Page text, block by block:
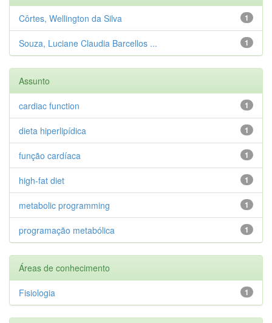
1
Côrtes, Wellington da Silva
1
Souza, Luciane Claudia Barcellos ...
Assunto
1
cardiac function
1
dieta hiperlipídica
1
função cardíaca
1
high-fat diet
1
metabolic programming
1
programação metabólica
Áreas de conhecimento
1
Fisiologia